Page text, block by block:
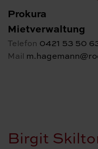
Prokura
Mietverwaltung
Telefon 0421 53 50
Mail
Birgit